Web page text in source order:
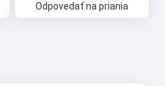
Odpovedať na priania